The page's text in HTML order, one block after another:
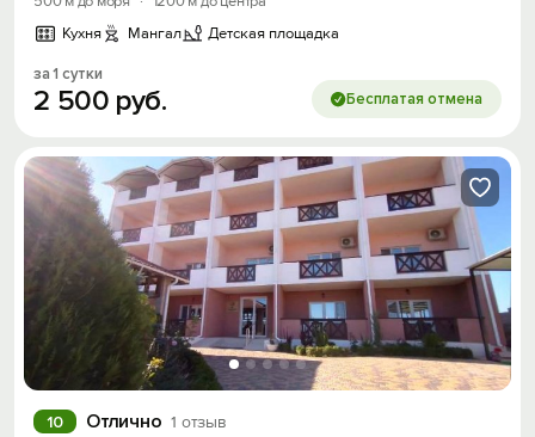
Кухня
Мангал Детская площадка
за 1 сутки
2 500 руб. Бесплатая отмена
Отлично 1 отзыв
10